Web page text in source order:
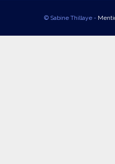
© Sabine Thillaye -